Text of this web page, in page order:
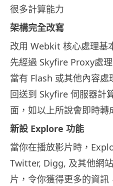
很多計算能力
架構完全改寫
改用 Webkit 核心處理基
先經過 Skyfire Proxy處
當有 Flash 或其他內容
回送到 Skyfire 伺服器計
面，如以上所說會即時轉
新設 Explore 功能
當你在播放影片時，
Twitter, Digg, 及其他網
片，令你獲得更多的資